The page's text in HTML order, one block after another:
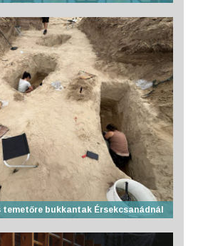
temetőre bukkantak Érsekcsanádnál